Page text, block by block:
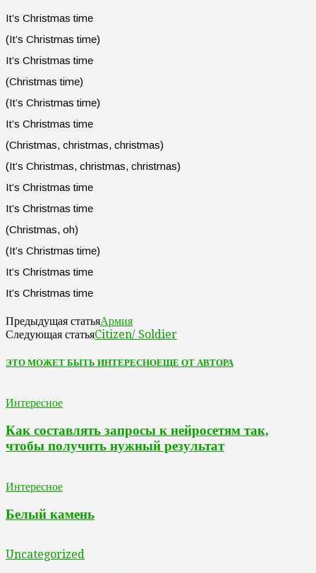
It’s Christmas time
(It’s Christmas time)
It’s Christmas time
(Christmas time)
(It’s Christmas time)
It’s Christmas time
(Christmas, christmas, christmas)
(It’s Christmas, christmas, christmas)
It’s Christmas time
It’s Christmas time
(Christmas, oh)
(It’s Christmas time)
It’s Christmas time
It’s Christmas time
Предыдущая статьяАрмия
Следующая статьяCitizen/ Soldier
ЭТО МОЖЕТ БЫТЬ ИНТЕРЕСНОЕЩЕ ОТ АВТОРА
Интересное
Как составлять запросы к нейросетям так,
чтобы получить нужный результат
Интересное
Белый камень
Uncategorized